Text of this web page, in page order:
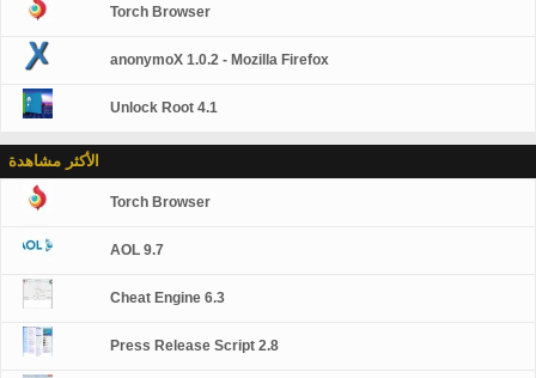
Torch Browser
anonymoX 1.0.2 - Mozilla Firefox
Unlock Root 4.1
الأكثر مشاهدة
Torch Browser
AOL 9.7
Cheat Engine 6.3
Press Release Script 2.8